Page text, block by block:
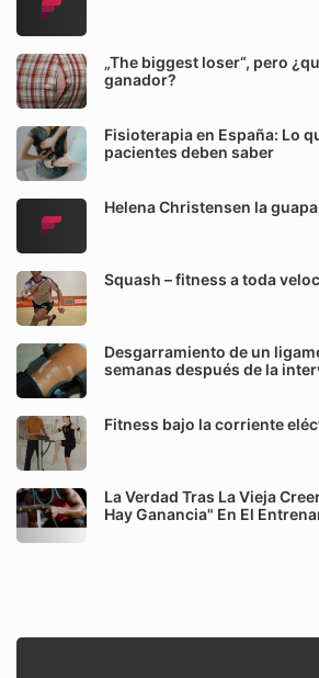
„The biggest loser“, pero
ganador?
Fisioterapia en España: Lo
pacientes deben saber
Helena Christensen la
Squash – fitness a toda
Desgarramiento de un
semanas después de la
Fitness bajo la corriente
La Verdad Tras La Vieja
Hay Ganancia" En El